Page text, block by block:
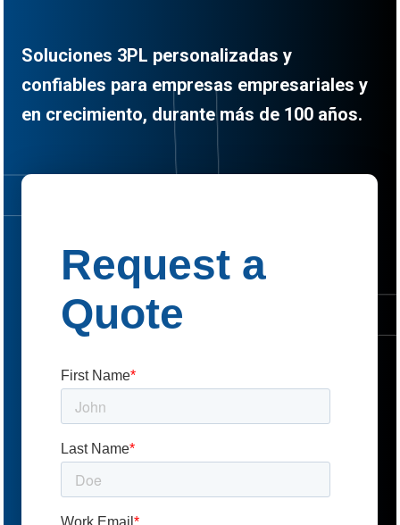
Soluciones 3PL personalizadas y
confiables para empresas empresariales y
en crecimiento, durante más de 100 años.